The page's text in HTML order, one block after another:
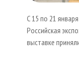
С 15 по 21
Российская
выставке